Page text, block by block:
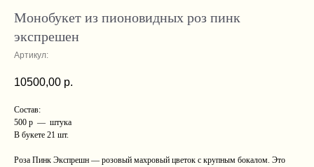
Монобукет из пионовидных роз пинк
экспрешен
Артикул:
10500,00 р.
Состав:
500 р — штука
В букете 21 шт.
Роза Пинк Экспрешн — розовый махровый цветок с крупным бокалом. Это